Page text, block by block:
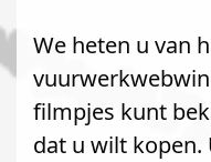
We heten u van
filmpjes kunt
dat u wilt kopen.